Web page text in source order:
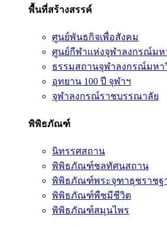
พื้นที่สร้างสรรค์
ศูนย์พันธกิจเพื่อสังคม
ศูนย์กีฬาแห่งจุฬาลงกรณ์มห
ธรรมสถานจุฬาลงกรณ์มหา
อุทยาน 100 ปี จุฬาฯ
จุฬาลงกรณ์ราชบรรณาลัย
พิพิธภัณฑ์
นิทรรศสถาน
พิพิธภัณฑ์ชลทัศนสถาน
พิพิธภัณฑ์พระจุฑาธุชราชฐ
พิพิธภัณฑ์พืชมีชีวิต
พิพิธภัณฑ์สมุนไพร